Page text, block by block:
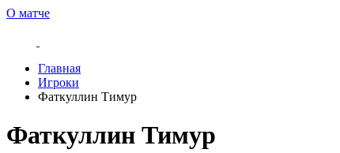
О матче
Главная
Игроки
Фаткуллин Тимур
Фаткуллин Тимур